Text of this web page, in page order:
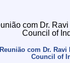
Reunião com Dr.
Council of